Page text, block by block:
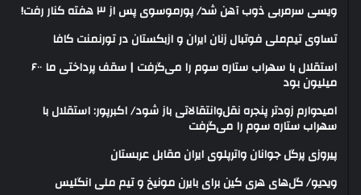
ویسی سرمربی ذوب آهن شد/ پورموسوی پس از ۳ هفته کنار رفت!
تساوی تیم‌ملی فوتبال زنان ایران و ازبکستان در تورنمنت کافا
استقلال با سهراب ستاره سوم را می‌گرفت | سقف پرداختی ما ۶۰۰
میلیون بود
امیدوارم زودتر پنجره نقل‌وانتقالاتی باز شود/ اکبرپور: استقلال با
سهراب ستاره سوم را می‌گرفت
پیروزی پرگل جوانان واترپلوی ایران مقابل عربستان
ویدیو/ گل‌های هری‌ کین برای بایرن مونیخ و تیم ملی انگلیس